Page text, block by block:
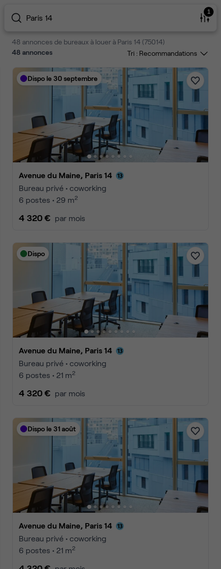
Paris 14
1
48 annonces de bureaux à louer à Paris 14 (75014)
48 annonces Tri :
Dispo le 30 septembre
Avenue du Maine, Paris 14
Bureau privé • coworking
6 postes • 29 m2
4 320 € par mois
Dispo
Avenue du Maine, Paris 14
Bureau privé • coworking
6 postes • 21 m2
4 320 € par mois
Dispo le 31 août
Avenue du Maine, Paris 14
Bureau privé • coworking
6 postes • 21 m2